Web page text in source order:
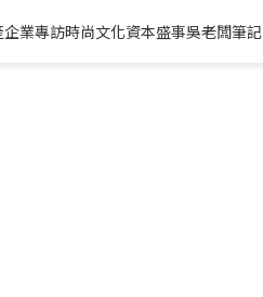
企業專訪時尚文化資本盛事吳老闆筆記